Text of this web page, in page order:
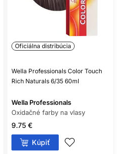
Oficiálna distribúcia
Wella Professionals Color Touch
Rich Naturals 6/35 60ml
Wella Professionals
Oxidačné farby na vlasy
9.75 €
Kúpiť